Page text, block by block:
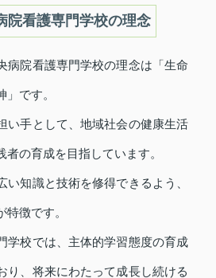
看護専門学校の理念
病院看護専門学校の理念は「生命
です。
い手として、地域社会の健康生活
の育成を目指しています。
い知識と技術を修得できるよう、
徴です。
学校では、主体的学習態度の育成
り、将来にわたって成長し続ける